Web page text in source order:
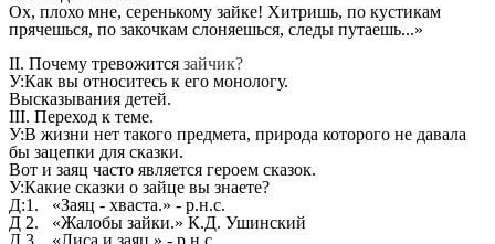
Ох, плохо мне, серенькому зайке! Хитришь, по кустикам
прячешься, по закочкам слоняешься, следы путаешь...»
II. Почему тревожится зайчик?
У:Как вы относитесь к его монологу.
Высказывания детей.
III. Переход к теме.
У:В жизни нет такого предмета, природа которого не давала
бы зацепки для сказки.
Вот и заяц часто является героем сказок.
У:Какие сказки о зайце вы знаете?
Д:1. «Заяц - хваста.» - р.н.с.
Д 2. «Жалобы зайки.» К.Д. Ушинский
Д 3. «Лиса и заяц.» - р.н.с.